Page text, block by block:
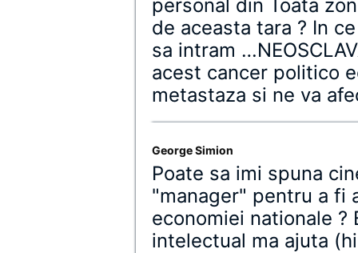
personal din Toata
de aceasta tara ? In
sa intram
acest cancer politico
metastaza si ne va
George Simion
Poate sa imi spuna
"manager" pentru a fi
economiei nationale ?
intelectual ma ajuta